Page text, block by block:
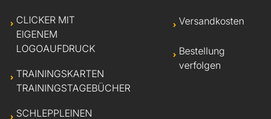
CLICKER MIT
EIGENEM
LOGOAUFDRUCK
TRAININGSKARTEN
TRAININGSTAGEBÜCHER
SCHLEPPLEINEN
Versandkosten
Bestellung
verfolgen